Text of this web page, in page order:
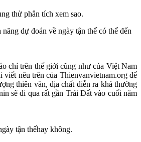
thử phân tích xem sao.
dự đoán về ngày tận thế có thể đến
chí trên thế giới cũng như của Việt Nam
nêu trên của Thienvanvietnam.org để
thiên văn, địa chất diễn ra khá thường
sẽ đi qua rất gần Trái Đất vào cuối năm
tận thếhay không.